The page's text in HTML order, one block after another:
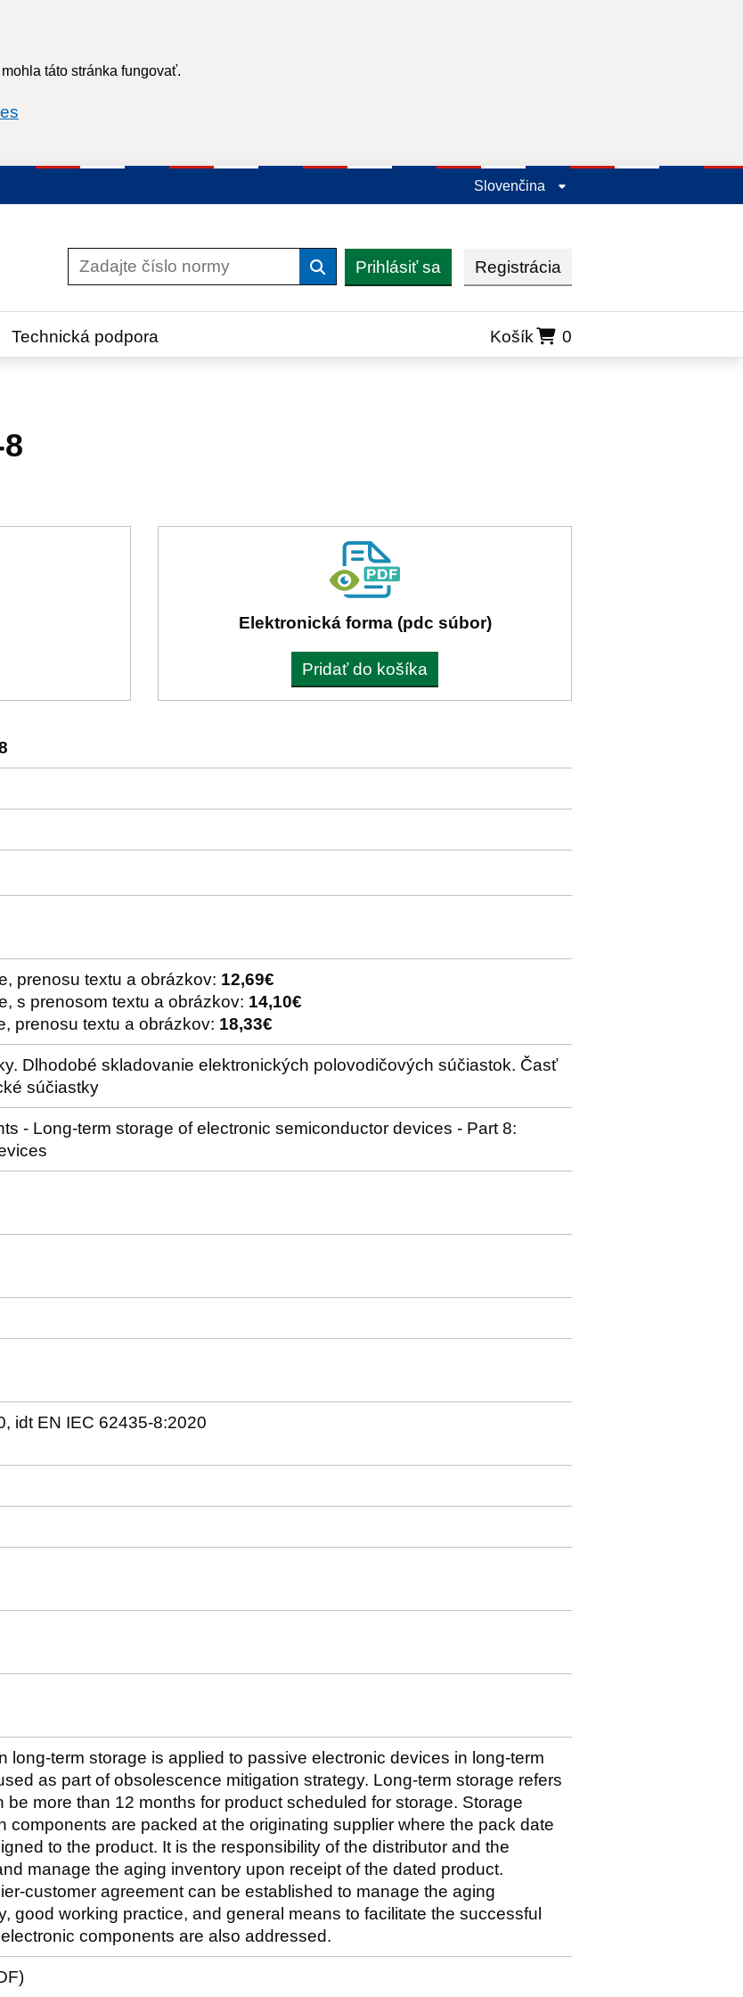
táto stránka fungovať.
Slovenčina
VyhľadaťPrihlásiť sa Registrácia
Technická podpora Košík 0
Elektronická forma (pdc súbor)
Pridať do košíka
prenosu textu a obrázkov: 12,69€
s prenosom textu a obrázkov: 14,10€
prenosu textu a obrázkov: 18,33€
Dlhodobé skladovanie elektronických polovodičových súčiastok. Časť
súčiastky
- Long-term storage of electronic semiconductor devices - Part 8:
idt EN IEC 62435-8:2020
long-term storage is applied to passive electronic devices in long-term
as part of obsolescence mitigation strategy. Long-term storage refers
be more than 12 months for product scheduled for storage. Storage
components are packed at the originating supplier where the pack date
to the product. It is the responsibility of the distributor and the
manage the aging inventory upon receipt of the dated product.
customer agreement can be established to manage the aging
good working practice, and general means to facilitate the successful
components are also addressed.